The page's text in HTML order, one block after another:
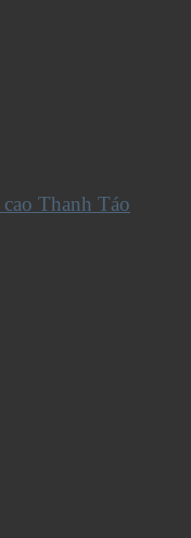
Thanh Táo